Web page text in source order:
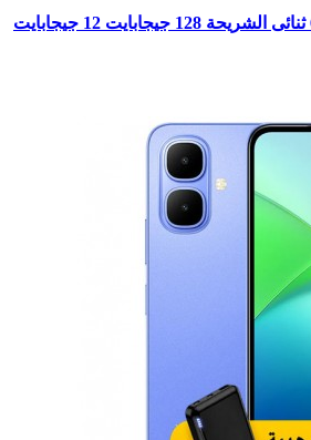
موبايل انفينكس هوت 60i ثنائى الشريحة 128 جيجابايت 12 جيجابايت